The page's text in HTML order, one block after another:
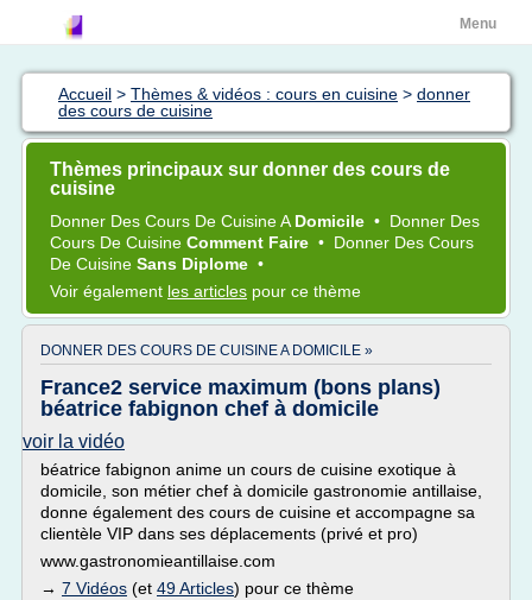
Menu
Accueil > Thèmes & vidéos : cours en cuisine > donner
des cours de cuisine
Thèmes principaux sur donner des cours de
cuisine
Donner Des Cours De CuisineA Domicile • Donner Des
Cours De Cuisine Comment Faire • Donner Des Cours
De Cuisine Sans Diplome •
Voir également les articles pour ce thème
DONNER DES COURS DE CUISINE A DOMICILE »
France2 service maximum (bons plans)
béatrice fabignon chef à domicile
voir la vidéo
béatrice fabignon anime un cours de cuisine exotique à
domicile, son métier chef à domicile gastronomie antillaise,
donne également des cours de cuisine et accompagne sa
clientèle VIP dans ses déplacements (privé et pro)
www.gastronomieantillaise.com
→ 7 Vidéos (et 49 Articles) pour ce thème